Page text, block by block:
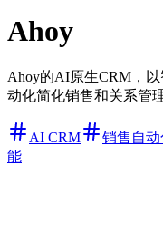
Ahoy
Ahoy的AI原生CRM，
动化简化销售和关系管理
AI CRM 销售自动
能